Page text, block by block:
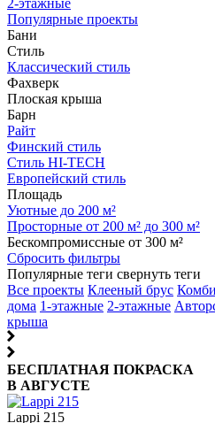
2-этажные
Популярные проекты
Бани
Стиль
Классический стиль
Фахверк
Плоская крыша
Барн
Райт
Финский стиль
Стиль HI-TECH
Европейский стиль
Площадь
Уютные до 200 м²
Просторные от 200 м² до 300 м²
Бескомпромиссные от 300 м²
Сбросить фильтры
Популярные теги свернуть теги
Все проекты Клееный брус
дома 1-этажные 2-этажные
крыша
БЕСПЛАТНАЯ ПОКРАСКА
В АВГУСТЕ
Lappi 215